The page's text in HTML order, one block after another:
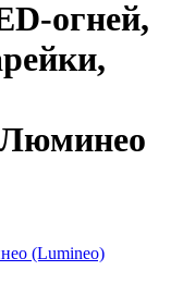
огней,
(Lumineo)